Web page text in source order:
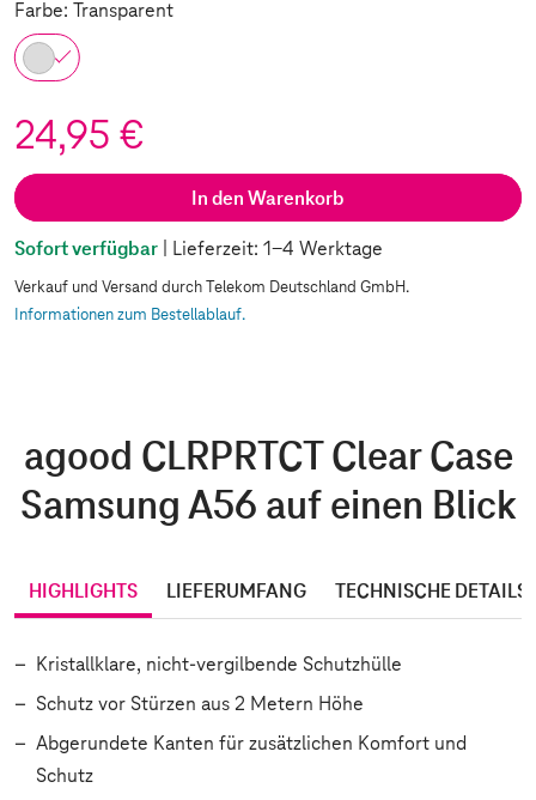
Farbe: Transparent
24,95 €
In den Warenkorb
Sofort verfügbar | Lieferzeit: 1-4 Werktage
Verkauf und Versand durch Telekom Deutschland GmbH.
Informationen zum Bestellablauf.
agood CLRPRTCT Clear Case
Samsung A56 auf einen Blick
HIGHLIGHTS LIEFERUMFANG TECHNISCHE DETAILS
Kristallklare, nicht-vergilbende Schutzhülle
Schutz vor Stürzen aus 2 Metern Höhe
Abgerundete Kanten für zusätzlichen Komfort und
Schutz